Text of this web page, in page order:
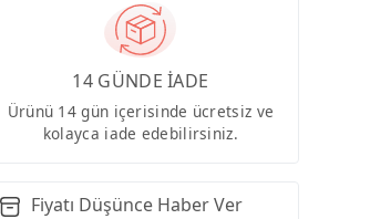
14 GÜNDE İADE
Ürünü 14 gün içerisinde ücretsiz ve
kolayca iade edebilirsiniz.
Fiyatı Düşünce Haber Ver